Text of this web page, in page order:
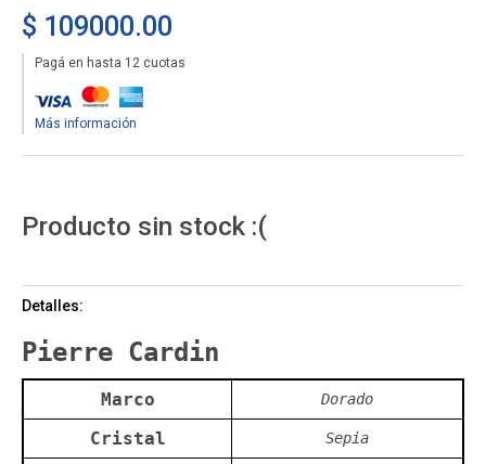
$ 109000.00
Pagá en hasta 12 cuotas
Más información
Producto sin stock :(
Detalles:
Pierre Cardin
Marco Dorado
Cristal Sepia